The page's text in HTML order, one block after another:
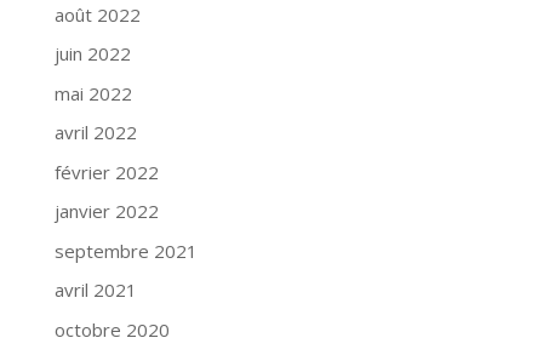
août 2022
juin 2022
mai 2022
avril 2022
février 2022
janvier 2022
septembre 2021
avril 2021
octobre 2020